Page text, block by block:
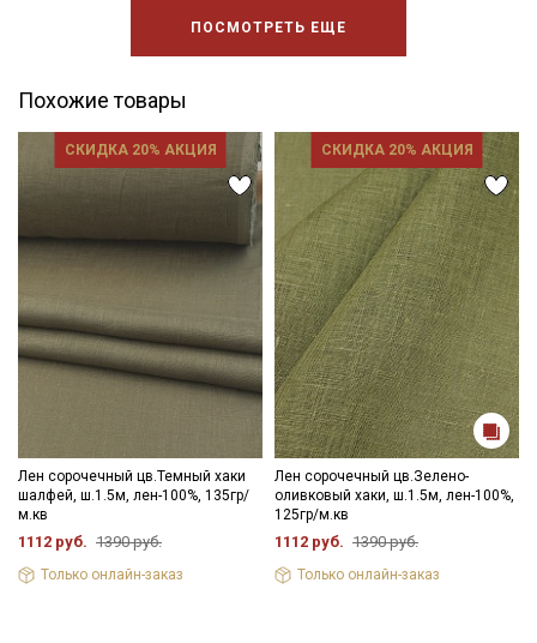
ПОСМОТРЕТЬ ЕЩЕ
Похожие товары
СКИДКА 20% АКЦИЯ
Лен сорочечный цв.Темный хаки
шалфей, ш.1.5м, лен-100%, 135гр/
м.кв
1112 руб. 1390 руб.
Только онлайн-заказ
СКИДКА 20% АКЦИЯ
Лен сорочечный цв.Зелено-
оливковый хаки, ш.1.5м, лен-100%,
125гр/м.кв
1112 руб. 1390 руб.
Только онлайн-заказ